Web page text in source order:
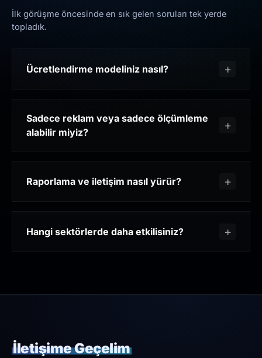
İlk görüşme öncesinde en sık gelen soruları tek yerde
topladık.
Ücretlendirme modeliniz nasıl?
Sadece reklam veya sadece ölçümleme
alabilir miyiz?
Raporlama ve iletişim nasıl yürür?
Hangi sektörlerde daha etkilisiniz?
İletişime Geçelim